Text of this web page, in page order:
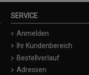
SERVICE
Anmelden
Ihr Kundenbereich
Bestellverlauf
Adressen